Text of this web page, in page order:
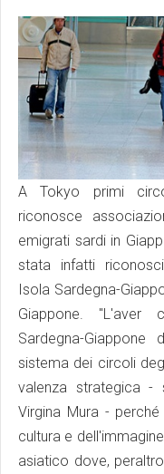
A Tokyo primi
riconosce
emigrati sardi in
stata infatti
Isola Sardegna-
Giappone. "L'aver
Sardegna-
sistema dei circoli
valenza strategica -
Virgina Mura -
cultura e
asiatico dove,